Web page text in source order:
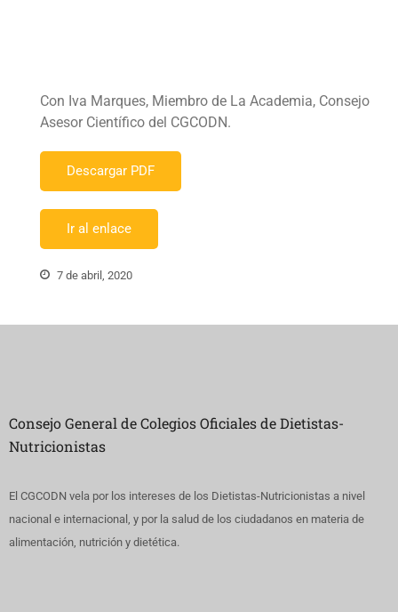
Con Iva Marques, Miembro de La Academia, Consejo
Asesor Científico del CGCODN.
Descargar PDF
Ir al enlace
7 de abril, 2020
Consejo General de Colegios Oficiales de Dietistas-
Nutricionistas
El CGCODN vela por los intereses de los Dietistas-Nutricionistas a nivel
nacional e internacional, y por la salud de los ciudadanos en materia de
alimentación, nutrición y dietética.